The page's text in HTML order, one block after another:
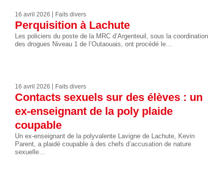
16 avril 2026 Faits divers
Perquisition à Lachute
Les policiers du poste de la MRC d’Argenteuil, sous la coordination
des drogues Niveau 1 de l’Outaouais, ont procédé le…
16 avril 2026 Faits divers
Contacts sexuels sur des élèves : un
ex-enseignant de la poly plaide
coupable
Un ex-enseignant de la polyvalente Lavigne de Lachute, Kevin
Parent, a plaidé coupable à des chefs d’accusation de nature
sexuelle…